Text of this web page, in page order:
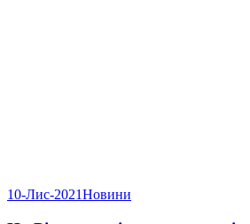
10-Лис-2021Новини